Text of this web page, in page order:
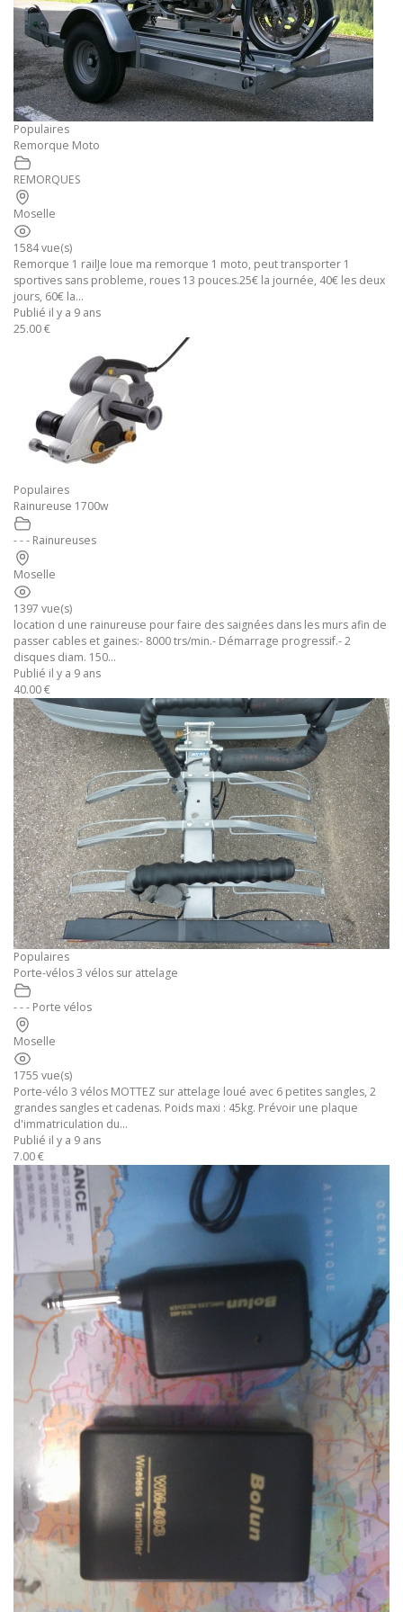
Populaires
Remorque Moto
REMORQUES
Moselle
1584 vue(s)
Remorque 1 railJe loue ma remorque 1 moto, peut transporter 1
sportives sans probleme, roues 13 pouces.25€ la journée, 40€ les deux
jours, 60€ la...
Publié il y a 9 ans
25.00 €
Populaires
Rainureuse 1700w
- - - Rainureuses
Moselle
1397 vue(s)
location d une rainureuse pour faire des saignées dans les murs afin de
passer cables et gaines:- 8000 trs/min.- Démarrage progressif.- 2
disques diam. 150...
Publié il y a 9 ans
40.00 €
Populaires
Porte-vélos 3 vélos sur attelage
- - - Porte vélos
Moselle
1755 vue(s)
Porte-vélo 3 vélos MOTTEZ sur attelage loué avec 6 petites sangles, 2
grandes sangles et cadenas. Poids maxi : 45kg. Prévoir une plaque
d'immatriculation du...
Publié il y a 9 ans
7.00 €